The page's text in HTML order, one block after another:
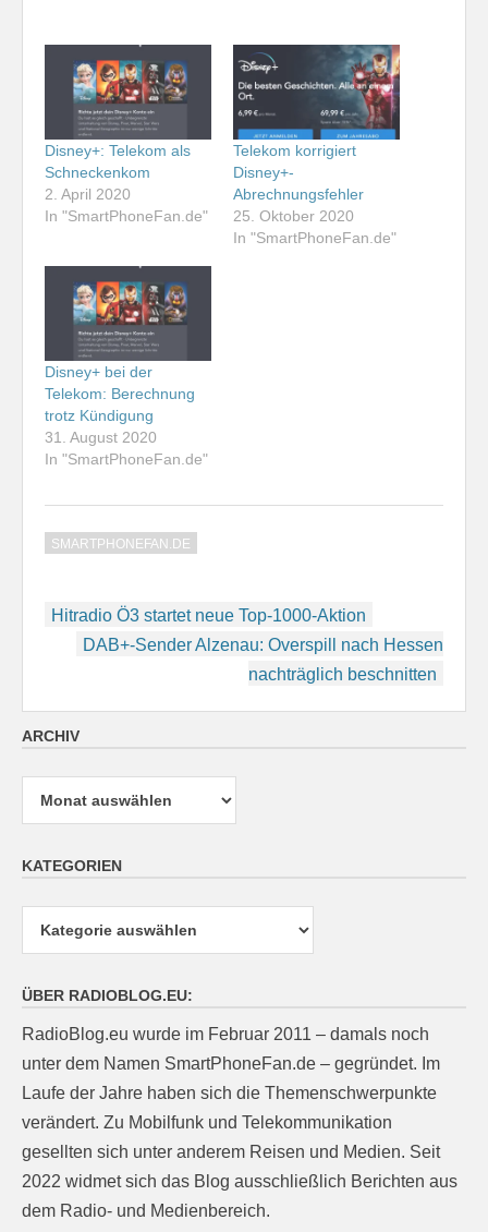
Disney+: Telekom als
Schneckenkom
2. April 2020
In "SmartPhoneFan.de"
Telekom korrigiert
Disney+-
Abrechnungsfehler
25. Oktober 2020
In "SmartPhoneFan.de"
Disney+ bei der
Telekom: Berechnung
trotz Kündigung
31. August 2020
In "SmartPhoneFan.de"
SMARTPHONEFAN.DE
Beitragsnavigation
Hitradio Ö3 startet neue Top-1000-Aktion
DAB+-Sender Alzenau: Overspill nach Hessen
nachträglich beschnitten
ARCHIV
Archiv
KATEGORIEN
Kategorien
ÜBER RADIOBLOG.EU:
RadioBlog.eu wurde im Februar 2011 – damals noch
unter dem Namen SmartPhoneFan.de – gegründet. Im
Laufe der Jahre haben sich die Themenschwerpunkte
verändert. Zu Mobilfunk und Telekommunikation
gesellten sich unter anderem Reisen und Medien. Seit
2022 widmet sich das Blog ausschließlich Berichten aus
dem Radio- und Medienbereich.